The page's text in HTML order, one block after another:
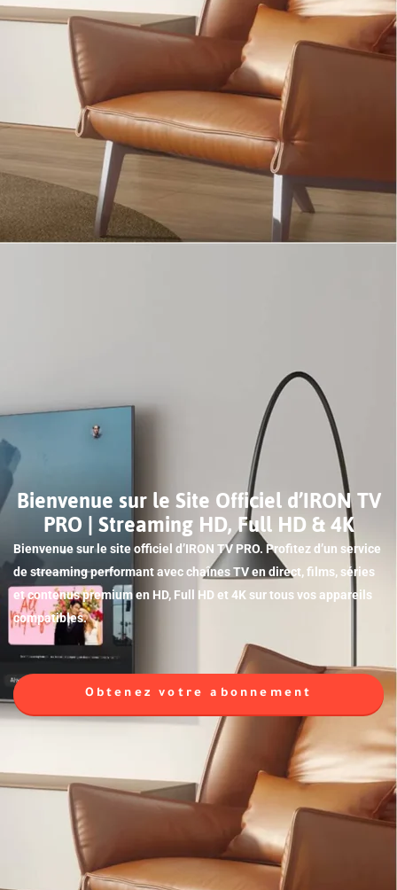
Bienvenue sur le Site Officiel d’IRON TV
PRO | Streaming HD, Full HD & 4K
Bienvenue sur le site officiel d’IRON TV PRO. Profitez d’un service
de streaming performant avec chaînes TV en direct, films, séries
et contenus premium en HD, Full HD et 4K sur tous vos appareils
compatibles.
Obtenez votre abonnement